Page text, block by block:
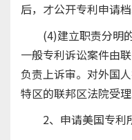
后，才公开专利申请档
(4)建立职责分明的
一般专利诉讼案件由
负责上诉审。对外国
特区的联邦区法院受理
2、申请美国专利